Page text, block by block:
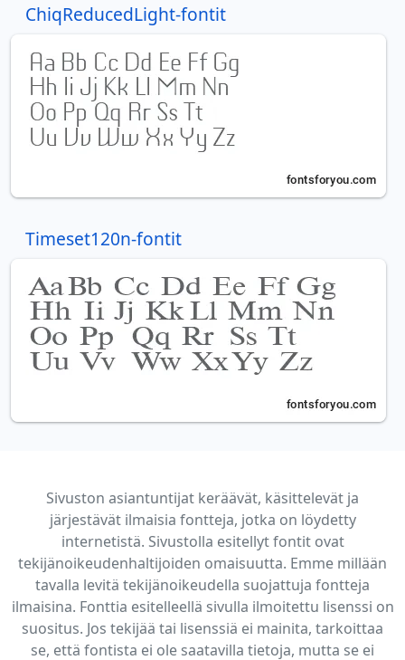
ChiqReducedLight-fontit
Timeset120n-fontit
Sivuston asiantuntijat keräävät, käsittelevät ja
järjestävät ilmaisia fontteja, jotka on löydetty
internetistä. Sivustolla esitellyt fontit ovat
tekijänoikeudenhaltijoiden omaisuutta. Emme millään
tavalla levitä tekijänoikeudella suojattuja fontteja
ilmaisina. Fonttia esitelleellä sivulla ilmoitettu lisenssi on
suositus. Jos tekijää tai lisenssiä ei mainita, tarkoittaa
se, että fontista ei ole saatavilla tietoja, mutta se ei